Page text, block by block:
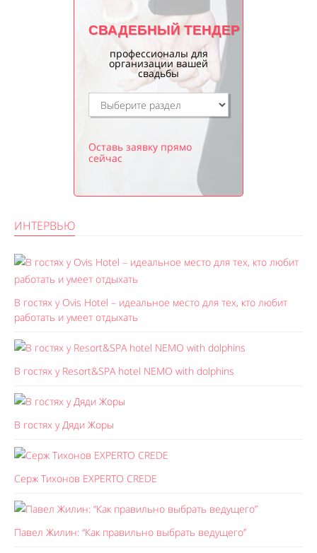
СВАДЕБНЫЙ ТЕНДЕР
профессионалы для
организации вашей
свадьбы
Оставь заявку прямо
сейчас
ИНТЕРВЬЮ
В гостях у Ovis Hotel – идеальное место для тех, кто любит
работать и умеет отдыхать
В гостях у Resort&SPA hotel NEMO with dolphins
В гостях у Дяди Жоры
Серж Тихонов EXPERTO CREDE
Павел Жилин: “Как правильно выбрать ведущего”